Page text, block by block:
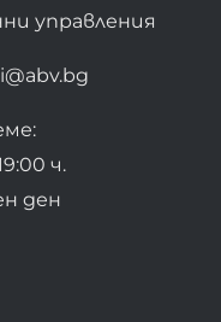
управления
ч.
ден